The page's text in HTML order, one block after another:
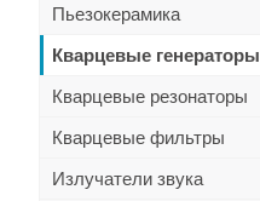
Пьезокерамика
Кварцевые генераторы
Кварцевые резонаторы
Кварцевые фильтры
Излучатели звука